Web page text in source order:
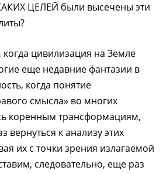
ЦЕЛЕЙ были высечены эти
цивилизация на Земле
еще недавние фантазии в
когда понятие
смысла» во многих
коренным трансформациям,
вернуться к анализу этих
их с точки зрения излагаемой
следовательно, еще раз